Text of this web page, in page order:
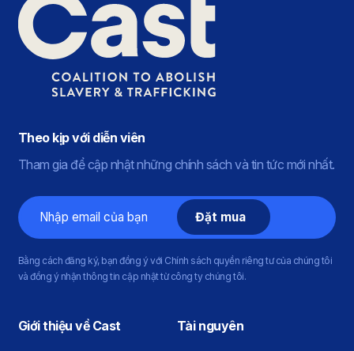
Theo kịp với diễn viên
Tham gia để cập nhật những chính sách và tin tức mới nhất.
E-
mail
Bằng cách đăng ký, bạn đồng ý với Chính sách quyền riêng tư của chúng tôi
và đồng ý nhận thông tin cập nhật từ công ty chúng tôi.
Giới thiệu về Cast Tài nguyên